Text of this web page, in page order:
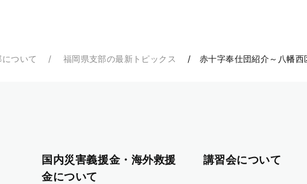
ついて 福岡県支部の最新トピックス 赤十字奉仕団紹介～八幡西
国内災害義援金・海外救援
金について
講習会について